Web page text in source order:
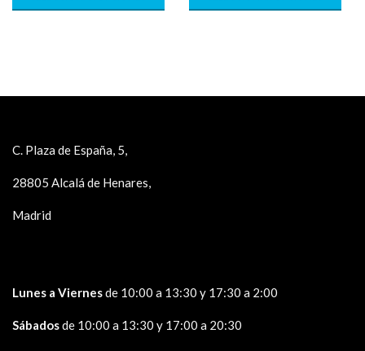
C. Plaza de España, 5,
28805 Alcalá de Henares,
Madrid
Lunes a Viernesde 10:00 a 13:30 y 17:30 a 2:00
Sábadosde 10:00 a 13:30 y 17:00 a 20:30